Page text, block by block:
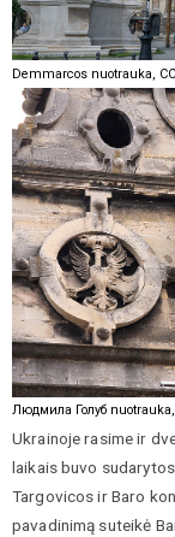
Demmarcos nuotrauka,
Людмила Голуб nuotrauka,
Ukrainoje rasime ir
laikais buvo
Targovicos ir Baro
pavadinimą suteikė